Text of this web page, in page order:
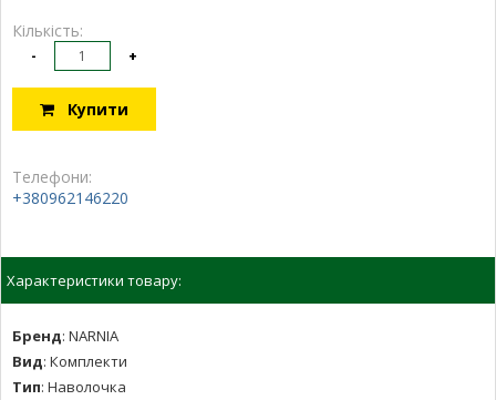
Кількість:
- +
Купити
Телефони:
+380962146220
Характеристики товару:
Бренд: NARNIA
Вид: Комплекти
Тип: Наволочка